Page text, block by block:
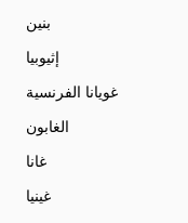
بنين
إثيوبيا
غويانا الفرنسية
الغابون
غانا
غينيا